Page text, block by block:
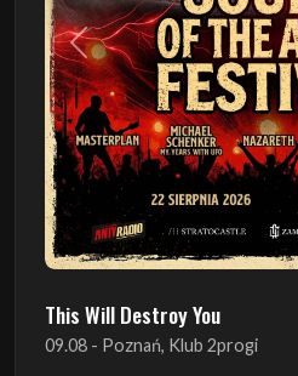
Poprzedni
This Will Destroy You
09.08 - Poznań, Klub 2progi